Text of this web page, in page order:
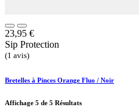
23,95 €
Sip Protection
(1 avis)
Bretelles à Pinces Orange Fluo / Noir
Affichage 5 de 5 Résultats